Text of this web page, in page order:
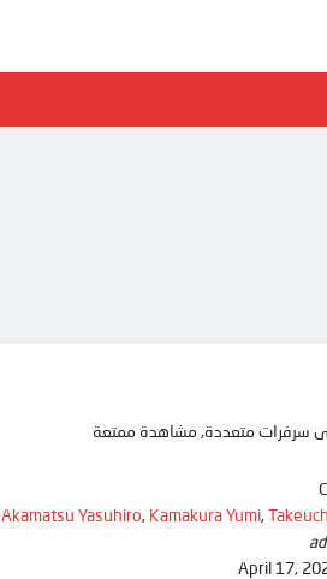
Akamatsu Yasuhiro, Kamakura Yumi,
April 17,